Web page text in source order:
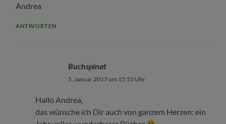
Andrea
ANTWORTEN
Buchspinat
5. Januar 2017 um 15:55 Uhr
Hallo Andrea,
das wünsche ich Dir auch von ganzem Herzen: ein